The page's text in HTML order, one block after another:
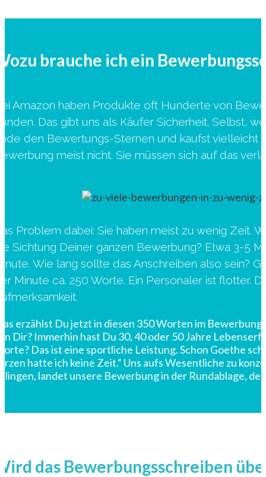
brauche ich ein
Amazon haben Produkte oft Hunderte von
Das gibt uns als Käufer Sicherheit. Selbst,
den Bewertungs-Sternen und kaufst vielleicht
meist nicht. Sie müssen sich auf das
Problem dabei: Sie haben meist zu wenig Zeit.
Sichtung Deiner ganzen Bewerbung? Etwa 3-5
Wie lang sollte das Anschreiben also sein?
Minute ca. 250 Worte. Ein Personaler ist flotter.
erzählst Du jetzt in diesen 350 Worten im
Dir? Immerhin hast Du 30, 40 oder 50 Jahre
Das ist eine sportliche Leistung. Schon Goethe
hatte ich keine Zeit.“ Uns aufs Wesentliche zu
landet unsere Bewerbung in der Rundablage,
das Bewerbungsschreiben